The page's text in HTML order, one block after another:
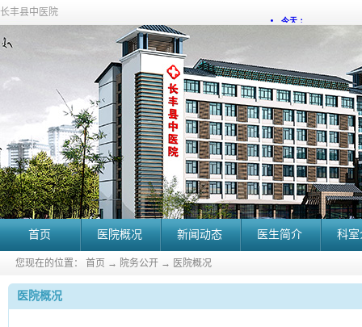
长丰县中医院
首页 医院概况 新闻动态 医生简介 科
您现在的位置： 首页 → 院务公开 → 医院概况
医院概况